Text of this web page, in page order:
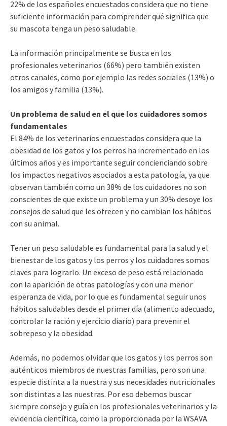
22% de los españoles encuestados considera que no tiene
suficiente información para comprender qué significa que
su mascota tenga un peso saludable.
La información principalmente se busca en los
profesionales veterinarios (66%) pero también existen
otros canales, como por ejemplo las redes sociales (13%) o
los amigos y familia (13%).
Un problema de salud en el que los cuidadores somos
fundamentales
El 84% de los veterinarios encuestados considera que la
obesidad de los gatos y los perros ha incrementado en los
últimos años y es importante seguir concienciando sobre
los impactos negativos asociados a esta patología, ya que
observan también como un 38% de los cuidadores no son
conscientes de que existe un problema y un 30% desoye los
consejos de salud que les ofrecen y no cambian los hábitos
con su animal.
Tener un peso saludable es fundamental para la salud y el
bienestar de los gatos y los perros y los cuidadores somos
claves para lograrlo. Un exceso de peso está relacionado
con la aparición de otras patologías y con una menor
esperanza de vida, por lo que es fundamental seguir unos
hábitos saludables desde el primer día (alimento adecuado,
controlar la ración y ejercicio diario) para prevenir el
sobrepeso y la obesidad.
Además, no podemos olvidar que los gatos y los perros son
auténticos miembros de nuestras familias, pero son una
especie distinta a la nuestra y sus necesidades nutricionales
son distintas a las nuestras. Por eso debemos buscar
siempre consejo y guía en los profesionales veterinarios y la
evidencia científica, como la proporcionada por la WSAVA